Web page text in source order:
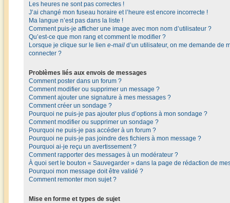
Les heures ne sont pas correctes !
J’ai changé mon fuseau horaire et l’heure est encore incorrecte !
Ma langue n’est pas dans la liste !
Comment puis-je afficher une image avec mon nom d’utilisateur ?
Qu’est-ce que mon rang et comment le modifier ?
Lorsque je clique sur le lien e-mail d’un utilisateur, on me demande de
connecter ?
Problèmes liés aux envois de messages
Comment poster dans un forum ?
Comment modifier ou supprimer un message ?
Comment ajouter une signature à mes messages ?
Comment créer un sondage ?
Pourquoi ne puis-je pas ajouter plus d’options à mon sondage ?
Comment modifier ou supprimer un sondage ?
Pourquoi ne puis-je pas accéder à un forum ?
Pourquoi ne puis-je pas joindre des fichiers à mon message ?
Pourquoi ai-je reçu un avertissement ?
Comment rapporter des messages à un modérateur ?
À quoi sert le bouton « Sauvegarder » dans la page de rédaction de
Pourquoi mon message doit être validé ?
Comment remonter mon sujet ?
Mise en forme et types de sujet